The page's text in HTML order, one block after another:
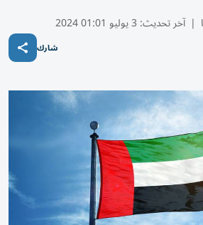
| آخر تحديث: 3 يوليو 01:01 2024
شارك